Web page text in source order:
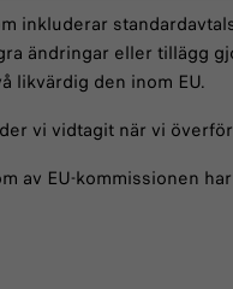
inkluderar
ändringar eller tillägg
likvärdig den inom EU.
vi vidtagit när vi
av EU-kommissionen